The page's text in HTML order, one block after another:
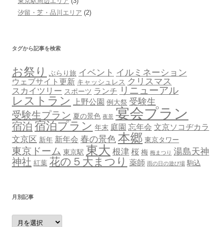
汐留・芝・品川エリア (2)
タグから記事を検索
お祭り ぶらり旅 イベント イルミネーション
ウェブサイト更新 キャッシュレス クリスマス
スカイツリー スポーツ ランチ リニューアル
レストラン 上野公園 例大祭 受験生
受験生プラン 夏の景色 夜景 宴会プラン
宿泊 宿泊プラン 年末 庭園 忘年会 文京ソコヂカラ
文京区 新年 新年会 春の景色本郷 東京タワー
東京ドーム 東京駅 東大 根津 桜 梅 梅まつり 湯島天神
神社 紅葉 花の５大まつり 薬師 雨の日の遊び場 駒込
月別記事
月
別